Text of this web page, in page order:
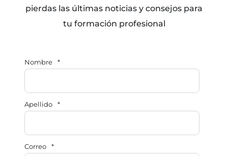
pierdas las últimas noticias y consejos para
tu formación profesional
Nombre *
Apellido *
Correo *